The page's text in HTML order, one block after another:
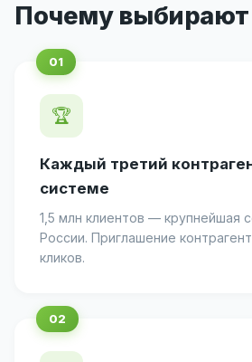
Почему выбирают
🏆
Каждый третий
системе
1,5 млн клиентов — крупнейшая
России. Приглашение
кликов.